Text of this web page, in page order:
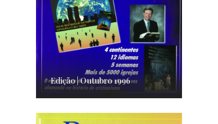
Edição | Outubro 1996